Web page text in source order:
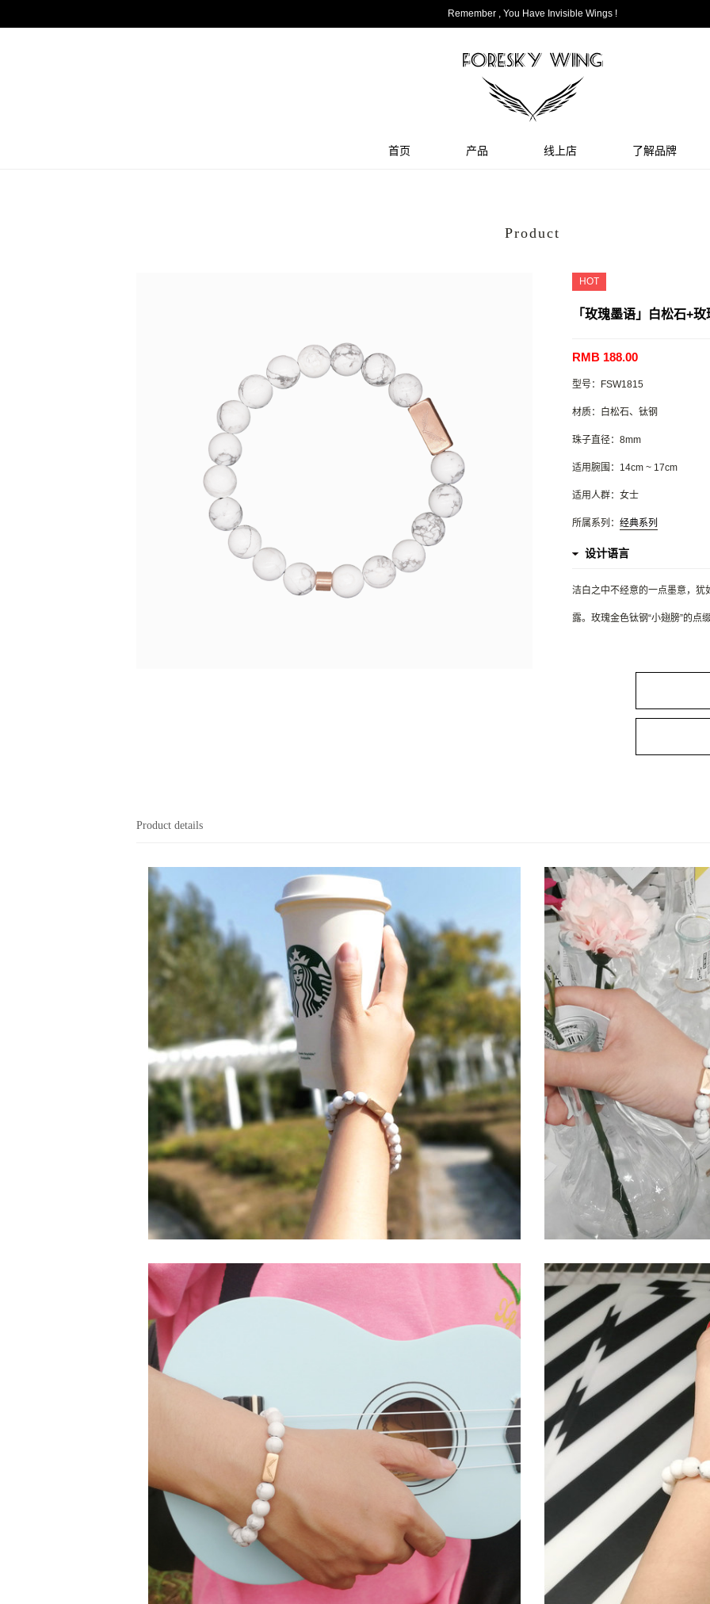
Remember , You Have Invisible Wings !
首页 产品 线上店 了解品牌
Product
HOT
「玫瑰墨语」白松石+
RMB 188.00
型号：FSW1815
材质：白松石、钛钢
珠子直径：8mm
适用腕围：14cm ~ 17cm
适用人群：女士
所属系列： 经典系列
设计语言
洁白之中不经意的一点墨意，犹
露。玫瑰金色钛钢“小翅膀”的点
Product details